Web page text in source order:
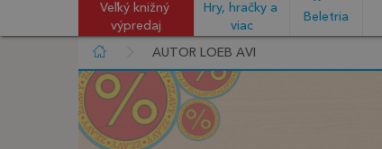
Veľký knižný
výpredaj
Hry, hračky a
viac
Beletria
AUTOR LOEB AVI